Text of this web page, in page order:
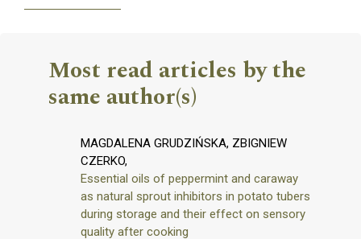
Most read articles by the
same author(s)
MAGDALENA GRUDZIŃSKA, ZBIGNIEW
CZERKO,
Essential oils of peppermint and caraway
as natural sprout inhibitors in potato tubers
during storage and their effect on sensory
quality after cooking